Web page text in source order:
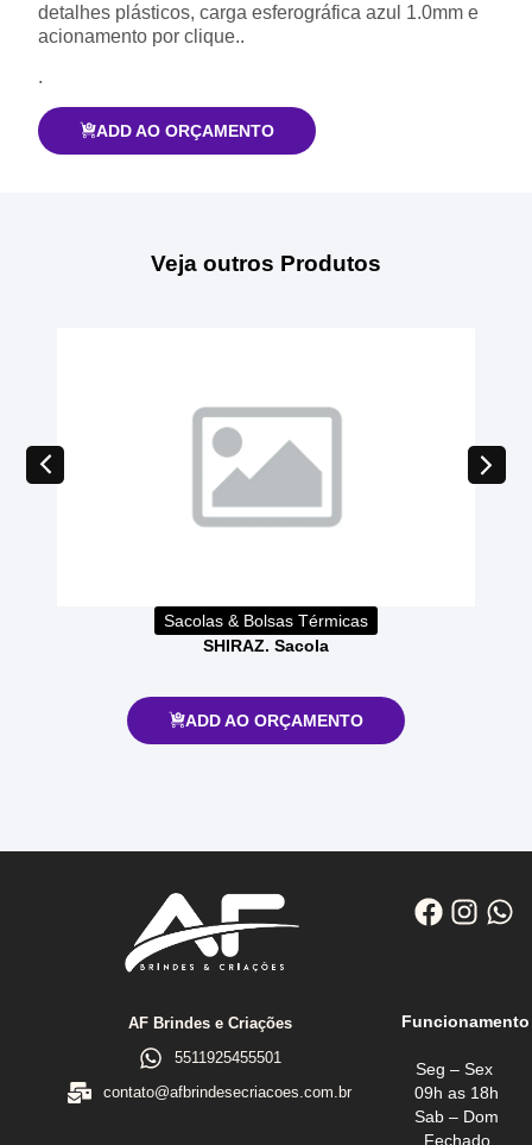
detalhes plásticos, carga esferográfica azul 1.0mm e
acionamento por clique..
.
ADD AO ORÇAMENTO
Veja outros Produtos
Sacolas & Bolsas Térmicas
SHIRAZ. Sacola
ADD AO ORÇAMENTO
AF Brindes e Criações
5511925455501
contato@afbrindesecriacoes.com.br
Funcionamento
Seg – Sex
09h as 18h
Sab – Dom
Fechado